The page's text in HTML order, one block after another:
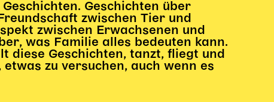
Geschichten über
zwischen Tier und
zwischen Erwachsenen und
was Familie alles bedeuten kann.
diese Geschichten, tanzt, fliegt und
zu versuchen, auch wenn es